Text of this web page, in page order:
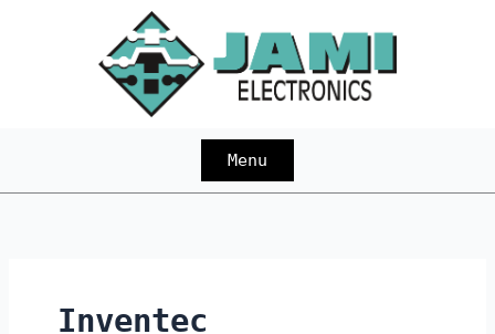
Menu
Inventec